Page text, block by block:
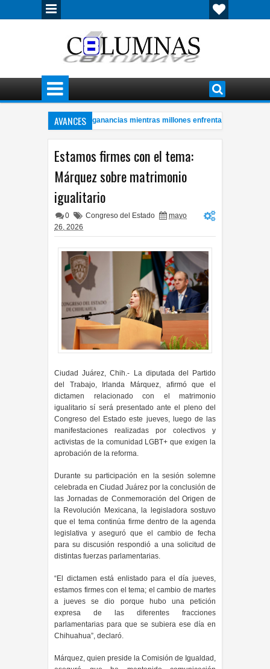
AVANCES
con millonarias ganancias mientras millones enfrentan crisis
Estamos firmes con el tema:
Márquez sobre matrimonio
igualitario
0 Congreso del Estado
mayo
26, 2026
Ciudad Juárez, Chih.- La diputada del Partido
del Trabajo, Irlanda Márquez, afirmó que el
dictamen relacionado con el matrimonio
igualitario sí será presentado ante el pleno del
Congreso del Estado este jueves, luego de las
manifestaciones realizadas por colectivos y
activistas de la comunidad LGBT+ que exigen la
aprobación de la reforma.
Durante su participación en la sesión solemne
celebrada en Ciudad Juárez por la conclusión de
las Jornadas de Conmemoración del Origen de
la Revolución Mexicana, la legisladora sostuvo
que el tema continúa firme dentro de la agenda
legislativa y aseguró que el cambio de fecha
para su discusión respondió a una solicitud de
distintas fuerzas parlamentarias.
“El dictamen está enlistado para el día jueves,
estamos firmes con el tema; el cambio de martes
a jueves se dio porque hubo una petición
expresa de las diferentes fracciones
parlamentarias para que se subiera ese día en
Chihuahua”, declaró.
Márquez, quien preside la Comisión de Igualdad,